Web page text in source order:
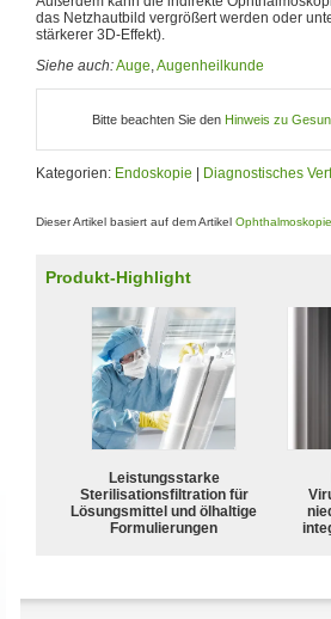
das Netzhautbild vergrößert werden oder
stärkerer 3D-Effekt).
Siehe auch:Auge,Augenheilkunde
Bitte beachten Sie den Hinweis zu
Kategorien: Endoskopie Diagnostisches
Dieser Artikel basiert auf dem Artikel Ophthalmoskopie
Produkt-Highlight
Leistungsstarke
Sterilisationsfiltration für
Lösungsmittel und ölhaltige
Formulierungen